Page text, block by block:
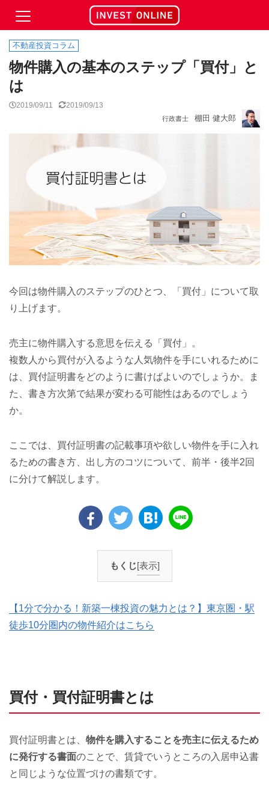
不動産投資コラム
物件購入の基本のステップ「買付」と
は
2019/09/11 2019/09/13
行政書士 棚田 健大郎
今回は物件購入のステップのひとつ、「買付」について取
り上げます。
売主に物件購入する意思を伝える「買付」。
複数人から買付が入るような人気物件を手にいれるために
は、買付証明書をどのように書けばよいのでしょうか。ま
た、書き方次第で結果が変わる可能性はあるのでしょう
か。
ここでは、買付証明書の記載事項や欲しい物件を手に入れ
るための書き方、出し方のコツについて、前半・後半2回
に分けて解説します。
もくじ[表示]
【1分で分かる！新築一棟投資の魅力とは？】東京圏・駅
徒歩10分圏内の物件紹介はこちら
買付・買付証明書とは
買付証明書とは、 物件を購入することを売主に伝えるため
に発行する書面のことで、賃貸でいうところの入居申込書
と同じような位置づけの書類です。